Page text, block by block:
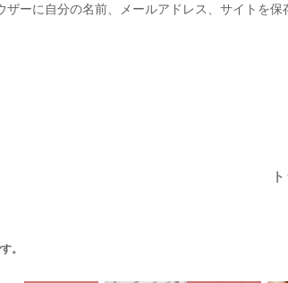
ーに自分の名前、メールアドレス、サイトを保
。